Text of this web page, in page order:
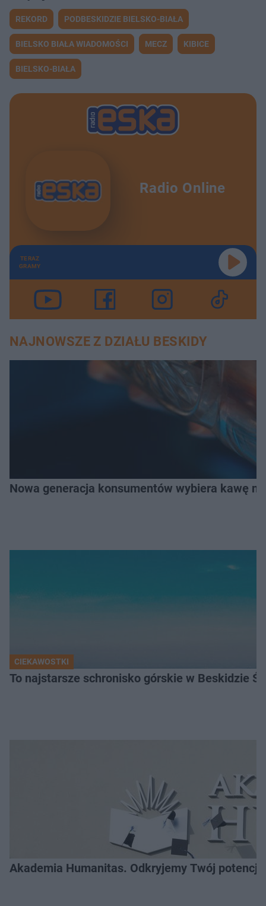
REKORD PODBESKIDZIE BIELSKO-BIAŁA
BIELSKO BIAŁA WIADOMOŚCI MECZ KIBICE
BIELSKO-BIAŁA
Radio Online
TERAZ
GRAMY
NAJNOWSZE Z DZIAŁU BESKIDY
Nowa generacja konsumentów wybiera kawę
CIEKAWOSTKI
To najstarsze schronisko górskie w Beskidzie
Akademia Humanitas. Odkryjemy Twój